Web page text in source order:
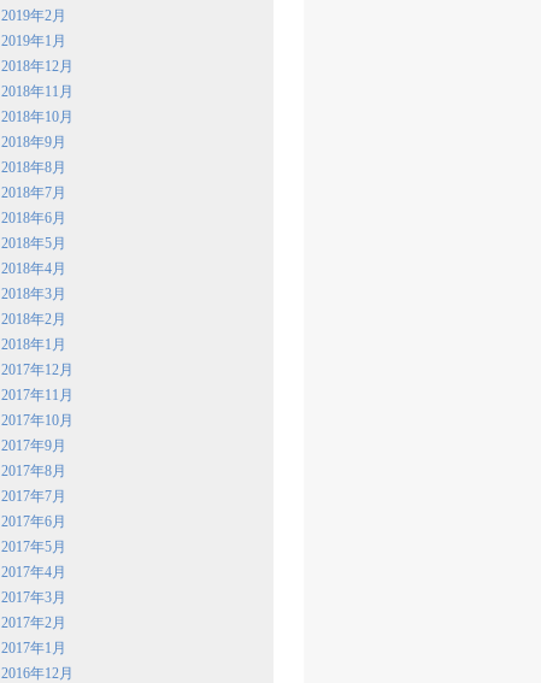
2019年2月
2019年1月
2018年12月
2018年11月
2018年10月
2018年9月
2018年8月
2018年7月
2018年6月
2018年5月
2018年4月
2018年3月
2018年2月
2018年1月
2017年12月
2017年11月
2017年10月
2017年9月
2017年8月
2017年7月
2017年6月
2017年5月
2017年4月
2017年3月
2017年2月
2017年1月
2016年12月